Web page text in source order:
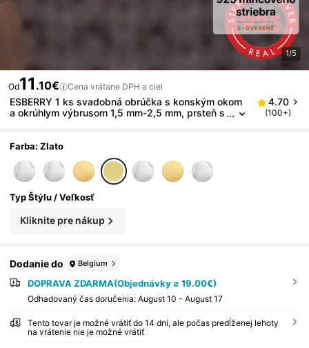
1/5
Od11 .10€ Cena vrátane DPH a ciel
ESBERRY 1 ks svadobná obrúčka s konským okom
a okrúhlym výbrusom 1,5 mm-2,5 mm, prsteň s
zasadenie do jedného pazúra
4.70
(100+)
Farba: Zlato
Typ Štýlu / Veľkosť
Kliknite pre nákup
Dodanie do Belgium
DOPRAVA ZDARMA(Objednávky ≥ 19.00€)
​Odhadovaný čas doručenia: August 10 - August 17
Tento tovar je možné vrátiť do 14 dní, ale počas predĺženej lehoty
na vrátenie nie je možné vrátiť